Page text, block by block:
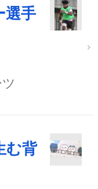
選手
む背